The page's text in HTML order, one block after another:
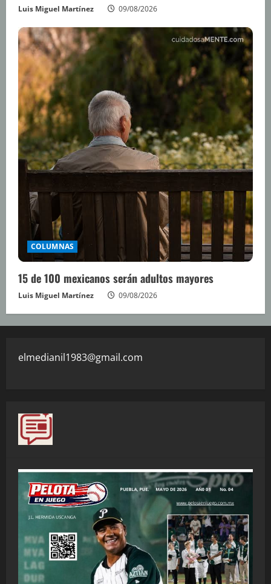
Luis Miguel Martínez 09/08/2026
COLUMNAS
15 de 100 mexicanos serán adultos mayores
Luis Miguel Martínez 09/08/2026
elmedianil1983@gmail.com